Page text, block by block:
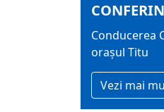
Conducerea
orașul Titu
Vezi mai